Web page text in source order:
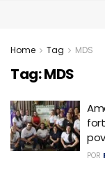
Home Tag MDS
Tag:MDS
POR